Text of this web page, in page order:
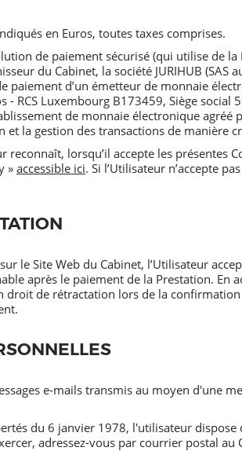
en Euros, toutes taxes comprises.
de paiement sécurisé (qui utilise de
du Cabinet, la société JURIHUB
paiement d’un émetteur de monnaie
RCS Luxembourg B173459, Siège social
de monnaie électronique agréé
la gestion des transactions de manière
reconnaît, lorsqu’il accepte les présentes
» accessible ici. Si l’Utilisateur n’accepte
le Site Web du Cabinet, l’Utilisateur
après le paiement de la Prestation. En
de rétractation lors de la
e-mails transmis au moyen d'une
du 6 janvier 1978, l'utilisateur
adressez-vous par courrier postal